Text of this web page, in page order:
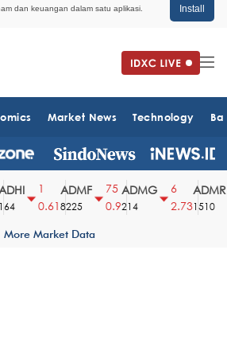
dan keuangan dalam satu aplikasi. Install
Market News Technology
1
0.61
ADMF
8225
75
0.9
ADMG
214
6
2.73
ADMR
1510
More Market Data